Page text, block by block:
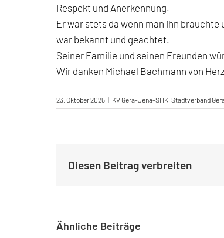
Respekt und Anerkennung.
Er war stets da wenn man ihn
war bekannt und geachtet.
Seiner Familie und seinen Freunden
Wir danken Michael Bachmann von
23. Oktober 2025 | KV Gera-Jena-SHK,Stadtverband
Diesen Beitrag verbreiten
Ähnliche Beiträge